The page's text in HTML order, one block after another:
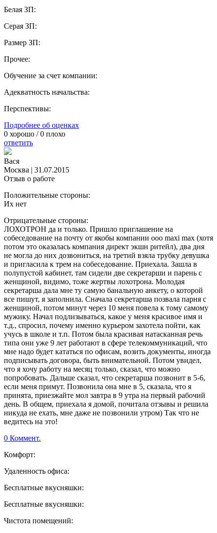
Белая ЗП:
Серая ЗП:
Размер ЗП:
Прочее:
Обучение за счет компании:
Адекватность начальства:
Перспективы:
Подробнее об оценках
0 хорошо /0 плохо
ответить
Вася
Москва | 31.07.2015
Отзыв о работе
Положительные стороны:
Их нет
Отрицательные стороны:
ЛОХОТРОН да и только. Пришло приглашение на
собеседование на почту от якобы компании ооо maxi max (хотя
потом это оказалась компания директ экшн ритейл), два дня
не могла до них дозвониться, на третий взяла трубку девушка
и пригласила к трем на собеседование. Приехала. Зашла в
полупустой кабинет, там сидели две секретарши и парень с
женщиной, видимо, тоже жертвы лохотрона. Молодая
секретарша дала мне ту самую банальную анкету, о которой
все пишут, я заполнила. Сначала секретарша позвала парня с
женщиной, потом минут через 10 меня повела к тому самому
мужику. Начал подлизываться, какое у меня красивое имя и
т.д., спросил, почему именно курьером захотела пойти, как
учусь в школе и т.п. Потом была красивая натасканная речь
типа они уже 9 лет работают в сфере телекоммуникаций, что
мне надо будет кататься по офисам, возить документы, иногда
подписывать договора, быть внимательной. Потом увидел,
что я хочу работу на месяц только, сказал, что можно
попробовать. Дальше сказал, что секретарша позвонит в 5-6,
если меня примут. Позвонила она мне в 5, сказала, что я
принята, приезжайте мол завтра в 9 утра на первый рабочий
день. В общем, приехала я домой, почитала отзывы и решила
никуда не ехать, мне даже не позвонили утром) Так что не
ведитесь на это!
0 Коммент.
Комфорт:
Удаленность офиса:
Бесплатные вкусняшки:
Бесплатные вкусняшки:
Чистота помещений: